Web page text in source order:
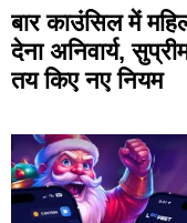
बार काउंसिल में
देना अनिवार्य,
तय किए नए नियम